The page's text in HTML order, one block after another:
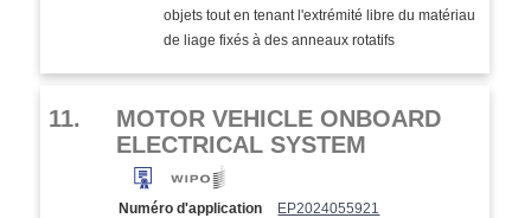
objets tout en tenant l'extrémité libre du matériau
de liage fixés à des anneaux rotatifs
11.
MOTOR VEHICLE ONBOARD
ELECTRICAL SYSTEM
Numéro d'application
EP2024055921